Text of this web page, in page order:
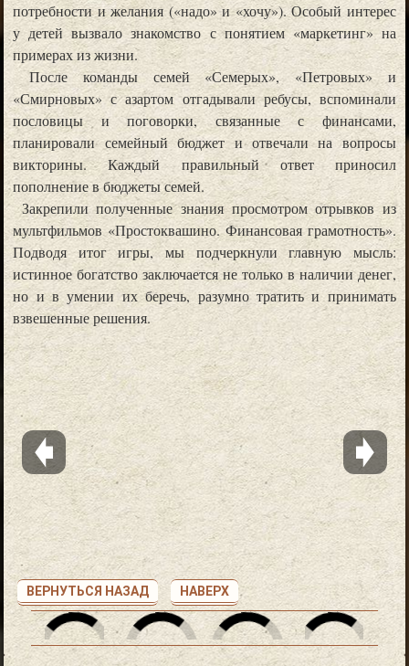
WWW.КУЛЬТУРА.РФ - Твой гид по культуре.
Узнайте больше об истории страны, искусстве и планируйте культурные выходные на портале
«Культура.РФ»
потребности и желания («надо» и «хочу»). Особый интерес
у детей вызвало знакомство с понятием «маркетинг» на
примерах из жизни.
После команды семей «Семерых», «Петровых» и
«Смирновых» с азартом отгадывали ребусы, вспоминали
пословицы и поговорки, связанные с финансами,
планировали семейный бюджет и отвечали на вопросы
викторины. Каждый правильный ответ приносил
пополнение в бюджеты семей.
Закрепили полученные знания просмотром отрывков из
мультфильмов «Простоквашино. Финансовая грамотность».
Подводя итог игры, мы подчеркнули главную мысль:
истинное богатство заключается не только в наличии денег,
но и в умении их беречь, разумно тратить и принимать
взвешенные решения.
ВЕРНУТЬСЯ НАЗАД НАВЕРХ